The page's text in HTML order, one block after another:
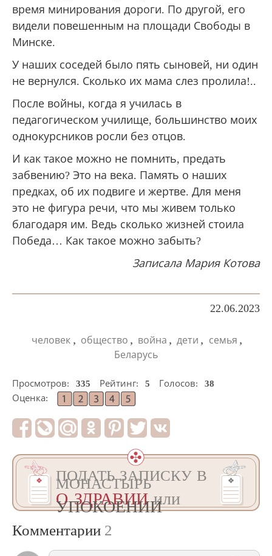
время минирования дороги. По другой, его
видели повешенным на площади Свободы в
Минске.
У наших соседей было пять сыновей, ни один
не вернулся. Сколько их мама слез пролила!..
После войны, когда я училась в
педагогическом училище, большинство моих
однокурсников росли без отцов.
И как такое можно не помнить, предать
забвению? Это на века. Память о наших
предках, об их подвиге и жертве. Для меня
это не фигура речи, что мы живем только
благодаря им. Ведь сколько жизней стоила
Победа… Как такое можно забыть?
Записала Мария Котова
22.06.2023
человек , общество , война , дети , семья ,
Беларусь
Просмотров: 335 Рейтинг: 5 Голосов:
38
Оценка:
ПОДАТЬ ЗАПИСКУ В
МОНАСТЫРЬ
О ЗДРАВИИили
УПОКОЕНИИ
Комментарии 2